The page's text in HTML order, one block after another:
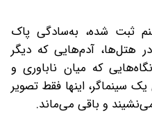
ثبت شده، به‌سادگی پاک
هتل‌ها، آدم‌هایی که دیگر
که میان ناباوری و
سینماگر، اینها فقط تصویر
و باقی می‌ماند.